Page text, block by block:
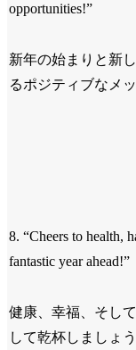
opportunities!”
新年の始まりと新
るポジティブなメ
8. “Cheers to health,
fantastic year ahead!”
健康、幸福、そし
して乾杯しましょ